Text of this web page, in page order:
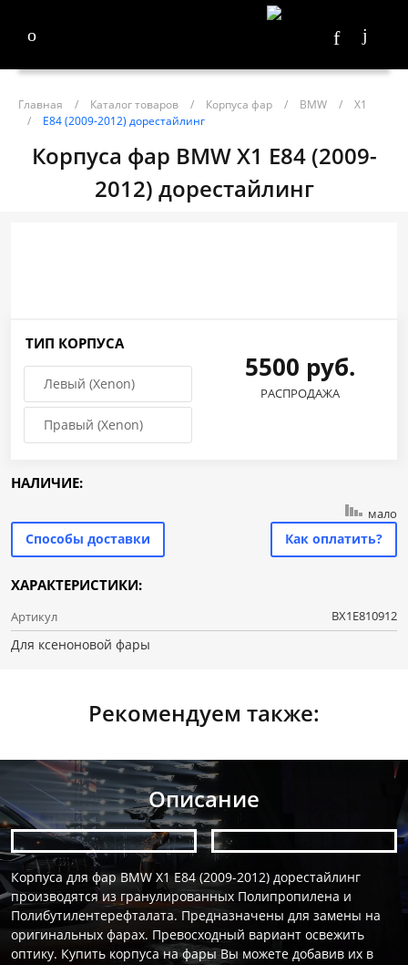
Главная / Каталог товаров / Корпуса фар / BMW /
X1
/
E84 (2009-2012) дорестайлинг
Корпуса фар BMW X1 E84 (2009-
2012) дорестайлинг
ТИП КОРПУСА
Левый (Xenon)
Правый (Xenon)
5500 руб.
РАСПРОДАЖА
НАЛИЧИЕ:
мало
Способы доставки Как оплатить?
ХАРАКТЕРИСТИКИ:
Артикул BX1E810912
Для ксеноновой фары
Рекомендуем также:
Описание
Корпуса для фар BMW X1 E84 (2009-2012) дорестайлинг
производятся из гранулированных Полипропилена и
Полибутилентерефталата. Предназначены для замены на
оригинальных фарах. Превосходный вариант освежить
оптику. Купить корпуса на фары Вы можете добавив их в